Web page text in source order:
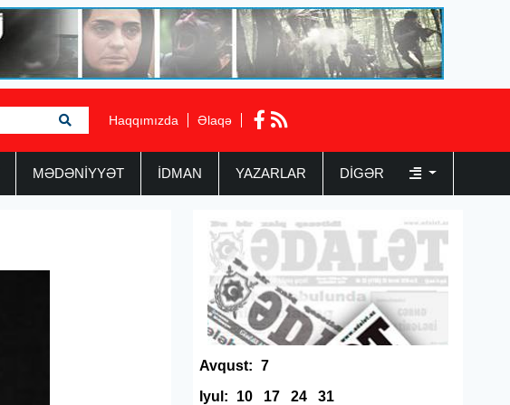
Haqqımızda Əlaqə
MƏDƏNİYYƏT İDMAN YAZARLAR DIGƏR
Avqust: 7
Iyul:
10 17 24 31